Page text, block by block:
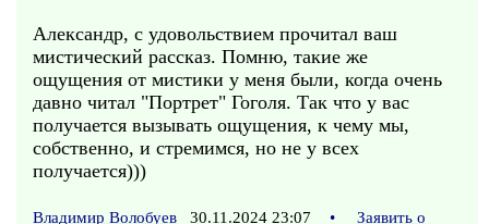
Александр, с удовольствием прочитал ваш
мистический рассказ. Помню, такие же
ощущения от мистики у меня были, когда очень
давно читал "Портрет" Гоголя. Так что у вас
получается вызывать ощущения, к чему мы,
собственно, и стремимся, но не у всех
получается)))
Владимир Волобуев 30.11.2024 23:07 •
Заявить о